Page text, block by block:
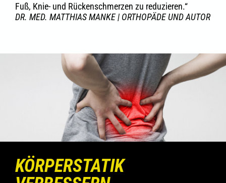
Fuß, Knie- und Rückenschmerzen zu reduzieren.“
DR. MED. MATTHIAS MANKE | ORTHOPÄDE UND AUTOR
KÖRPERSTATIK